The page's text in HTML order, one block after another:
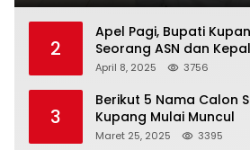
2
Apel Pagi, Bupati
Seorang ASN dan
April 8, 2025 3756
3
Berikut 5 Nama Calon
Kupang Mulai Muncul
Maret 25, 2025 3395